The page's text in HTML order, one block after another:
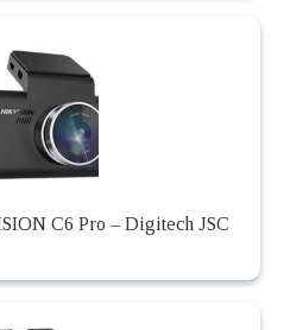
C6 Pro – Digitech JSC